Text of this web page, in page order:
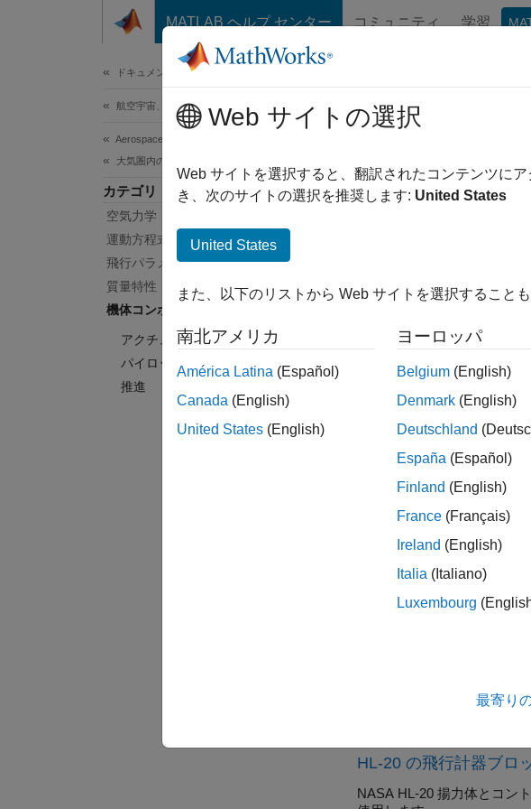
コンテンツへスキップ
MATLAB ヘルプ センター コミュニティ 学習
ドキュメンテーションのホーム
航空宇宙、防衛
Aerospace Blockset
大気圏内の飛行
カテゴリ
空気力学
運動方程式
飛行パラメーター
質量特性
機体コンポーネント
アクチュエーター
パイロットモデル
推進
このページは機械翻訳を
パイロット モデル
を実装します。
推進ライブラリのブ
イナミクスを実装しま
アクチュエータ ライ
カテゴリ
アクチュエーター
飽和と速度制限を持つ線
パイロットモデル
パイロットモデルの実装
HL-20 の飛行計器ブロ
NASA HL-20 揚力体とコン
Web サイトの選択
Web サイトを選択すると、翻訳されたコンテンツに
き、次のサイトの選択を推奨します: United States
United States
また、以下のリストから Web サイトを選択することも
南北アメリカ
América Latina (Español)
Canada (English)
United States (English)
ヨーロッパ
Belgium (English)
Denmark (English)
Deutschland
España (Español)
Finland (English)
France (Français)
Ireland (English)
Italia (Italiano)
Luxembourg
最寄り